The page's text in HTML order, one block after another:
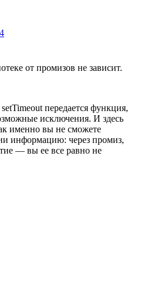
от промизов не зависит.
передается функция,
исключения. И здесь
именно вы не сможете
информацию: через промиз,
— вы ее все равно не